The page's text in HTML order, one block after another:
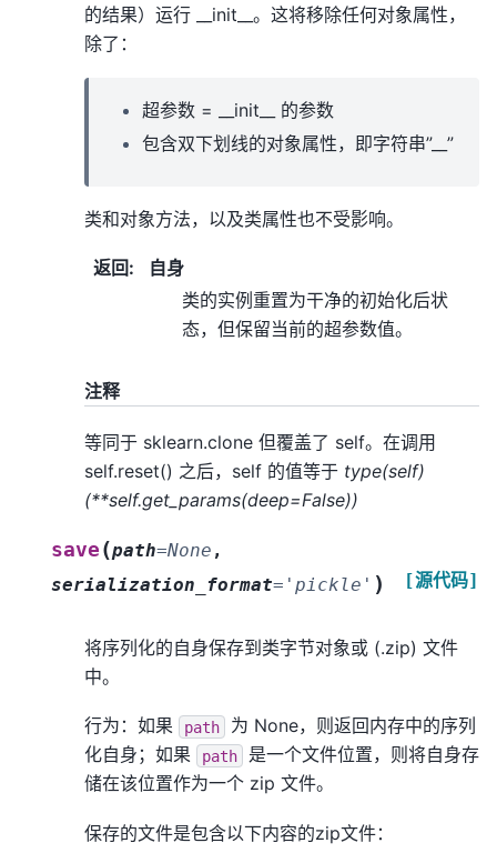
的结果）运行 __init__。这将移除任何对象属性，
除了：
超参数 = __init__ 的参数
包含双下划线的对象属性，即字符串”__”
类和对象方法，以及类属性也不受影响。
返回:
自身
类的实例重置为干净的初始化后状
态，但保留当前的超参数值。
注释
等同于 sklearn.clone 但覆盖了 self。在调用
self.reset() 之后，self 的值等于 type(self)
(**self.get_params(deep=False))
save (path=None ,
serialization_format= 'pickle' ) [源代码]
将序列化的自身保存到类字节对象或 (.zip) 文件
中。
行为：如果 path
为 None，则返回内存中的序列
化自身；如果
path
是一个文件位置，则将自身存
储在该位置作为一个 zip 文件。
保存的文件是包含以下内容的zip文件：